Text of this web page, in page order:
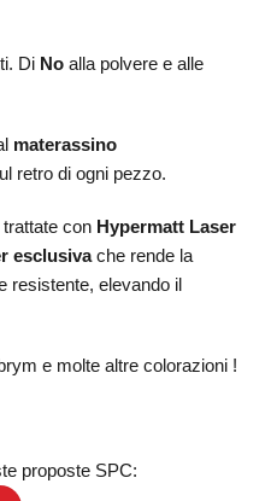
Di No alla polvere e alle
materassino
retro di ogni pezzo.
con Hypermatt Laser
esclusivache rende la
resistente, elevando il
e molte altre colorazioni !
proposte SPC: